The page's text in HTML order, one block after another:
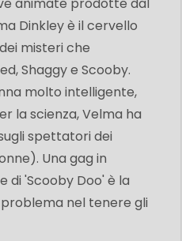
Dinkley è il cervello
misteri che
Shaggy e Scooby.
molto intelligente,
la scienza, Velma ha
spettatori dei
Una gag in
di 'Scooby Doo' è la
nel tenere gli